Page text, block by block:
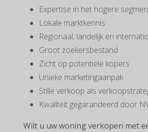
Expertise in het hogere
Lokale marktkennis
Regionaal, landelijk en
Groot zoekersbestand
Zicht op potentiële kopers
Unieke marketingaanpak
Stille verkoop als
Kwaliteit gegarandeerd door
Wilt u uw woning verkopen met